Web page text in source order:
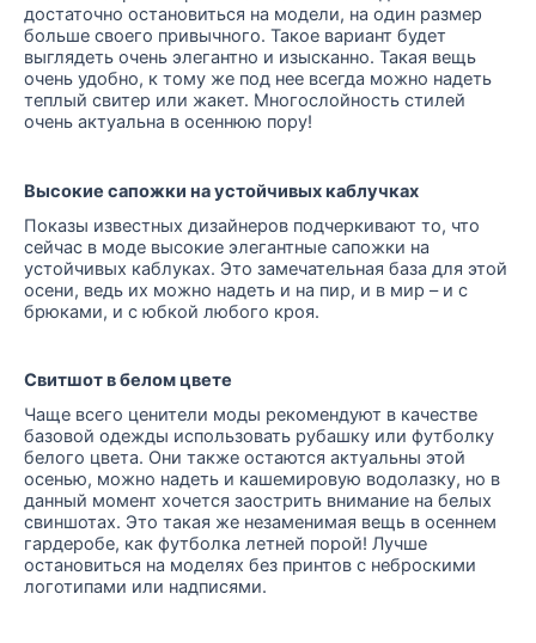
достаточно остановиться на модели, на один размер
больше своего привычного. Такое вариант будет
выглядеть очень элегантно и изысканно. Такая вещь
очень удобно, к тому же под нее всегда можно надеть
теплый свитер или жакет. Многослойность стилей
очень актуальна в осеннюю пору!
Высокие сапожки на устойчивых каблучках
Показы известных дизайнеров подчеркивают то, что
сейчас в моде высокие элегантные сапожки на
устойчивых каблуках. Это замечательная база для этой
осени, ведь их можно надеть и на пир, и в мир – и с
брюками, и с юбкой любого кроя.
Свитшот в белом цвете
Чаще всего ценители моды рекомендуют в качестве
базовой одежды использовать рубашку или футболку
белого цвета. Они также остаются актуальны этой
осенью, можно надеть и кашемировую водолазку, но в
данный момент хочется заострить внимание на белых
свиншотах. Это такая же незаменимая вещь в осеннем
гардеробе, как футболка летней порой! Лучше
остановиться на моделях без принтов с неброскими
логотипами или надписями.